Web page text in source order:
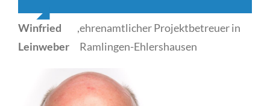
Winfried
Leinweber
,ehrenamtlicher Projektbetreuer in
Ramlingen-Ehlershausen